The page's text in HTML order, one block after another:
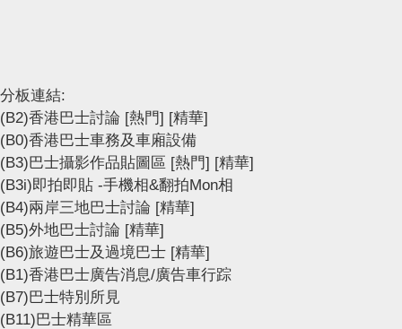
分板連結:
(B2)香港巴士討論 [熱門] [精華]
(B0)香港巴士車務及車廂設備
(B3)巴士攝影作品貼圖區 [熱門] [精華]
(B3i)即拍即貼 -手機相&翻拍Mon相
(B4)兩岸三地巴士討論 [精華]
(B5)外地巴士討論 [精華]
(B6)旅遊巴士及過境巴士 [精華]
(B1)香港巴士廣告消息/廣告車行踪
(B7)巴士特別所見
(B11)巴士精華區